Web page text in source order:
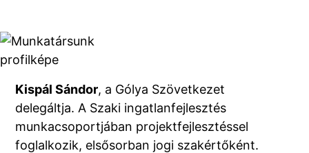
Kispál Sándor, a Gólya Szövetkezet
delegáltja. A Szaki ingatlanfejlesztés
munkacsoportjában projektfejlesztéssel
foglalkozik, elsősorban jogi szakértőként.